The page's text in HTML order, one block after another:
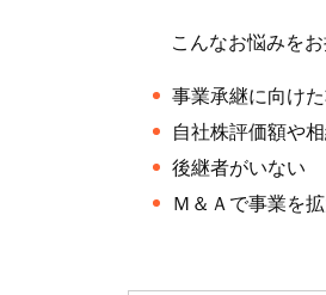
こんなお悩みをお
事業承継に向け
自社株評価額や
後継者がいない
Ｍ＆Ａで事業を